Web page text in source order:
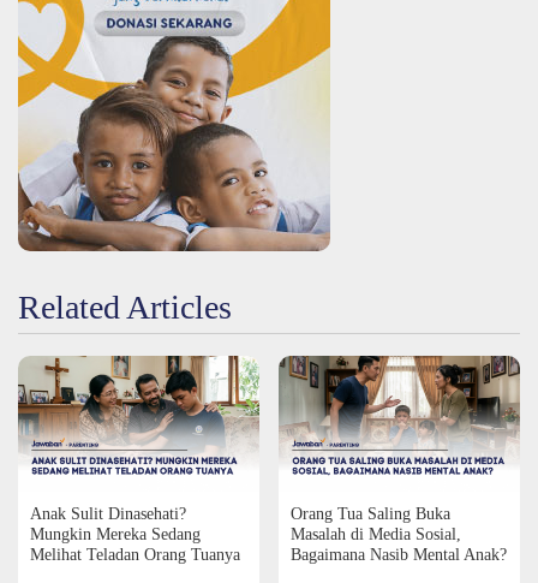
Related Articles
Anak Sulit Dinasehati?
Mungkin Mereka Sedang
Melihat Teladan Orang Tuanya
Orang Tua Saling Buka
Masalah di Media Sosial,
Bagaimana Nasib Mental Anak?